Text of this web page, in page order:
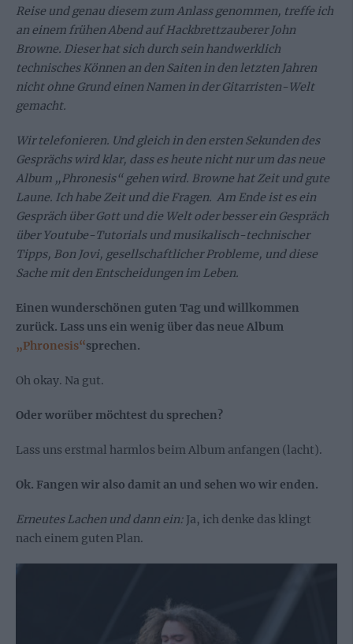
Reise und genau diesem zum Anlass genommen, treffe ich
an einem frühen Abend auf Hackbrettzauberer John
Browne. Dieser hat sich durch sein handwerklich
technisches Können an den Saiten in den letzten Jahren
nicht ohne Grund einen Namen in der Gitarristen-Welt
gemacht.
Wir telefonieren. Und gleich in den ersten Sekunden des
Gesprächs wird klar, dass es heute nicht nur um das neue
Album „Phronesis“ gehen wird. Browne hat Zeit und gute
Laune. Ich habe Zeit und die Fragen. Am Ende ist es ein
Gespräch über Gott und die Welt oder besser ein Gespräch
über Youtube-Tutorials und musikalisch-technischer
Tipps, Bon Jovi, gesellschaftlicher Probleme, und diese
Sache mit den Entscheidungen im Leben.
Einen wunderschönen guten Tag und willkommen
zurück. Lass uns ein wenig über das neue Album
„Phronesis“sprechen.
Oh okay. Na gut.
Oder worüber möchtest du sprechen?
Lass uns erstmal harmlos beim Album anfangen (lacht).
Ok. Fangen wir also damit an und sehen wo wir enden.
Erneutes Lachen und dann ein: Ja, ich denke das klingt
nach einem guten Plan.